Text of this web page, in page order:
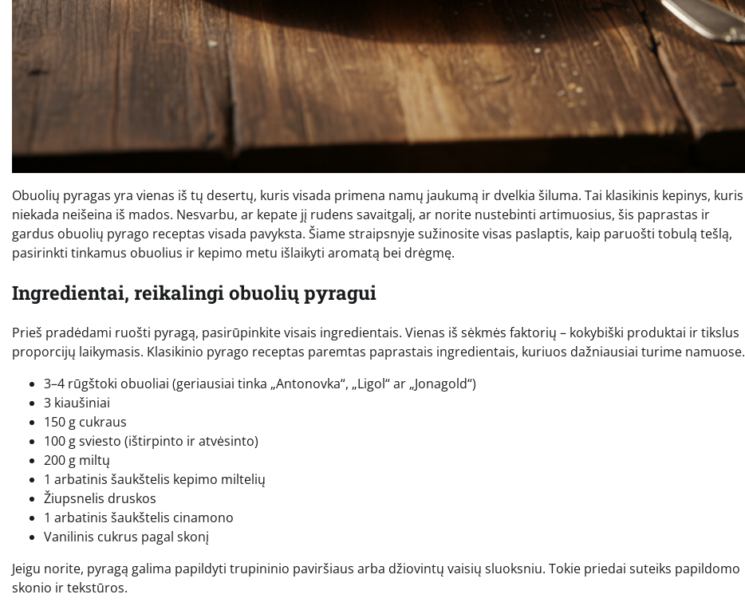
Obuolių pyragas yra vienas iš tų desertų, kuris visada primena namų jaukumą ir dvelkia šiluma. Tai klasikinis kepinys, kuris
niekada neišeina iš mados. Nesvarbu, ar kepate jį rudens savaitgalį, ar norite nustebinti artimuosius, šis paprastas ir
gardus obuolių pyrago receptas visada pavyksta. Šiame straipsnyje sužinosite visas paslaptis, kaip paruošti tobulą tešlą,
pasirinkti tinkamus obuolius ir kepimo metu išlaikyti aromatą bei drėgmę.
Ingredientai, reikalingi obuolių pyragui
Prieš pradėdami ruošti pyragą, pasirūpinkite visais ingredientais. Vienas iš sėkmės faktorių – kokybiški produktai ir tikslus
proporcijų laikymasis. Klasikinio pyrago receptas paremtas paprastais ingredientais, kuriuos dažniausiai turime namuose.
3–4 rūgštoki obuoliai (geriausiai tinka „Antonovka“, „Ligol“ ar „Jonagold“)
3 kiaušiniai
150 g cukraus
100 g sviesto (ištirpinto ir atvėsinto)
200 g miltų
1 arbatinis šaukštelis kepimo miltelių
Žiupsnelis druskos
1 arbatinis šaukštelis cinamono
Vanilinis cukrus pagal skonį
Jeigu norite, pyragą galima papildyti trupininio paviršiaus arba džiovintų vaisių sluoksniu. Tokie priedai suteiks papildomo
skonio ir tekstūros.